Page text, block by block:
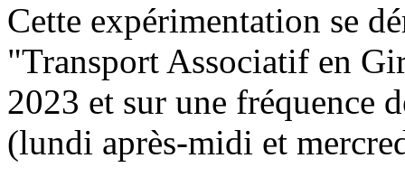
Cette expérimentation se
"Transport Associatif en
2023 et sur une fréquence
(lundi après-midi et